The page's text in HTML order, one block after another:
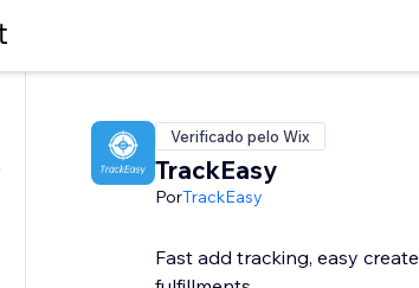
Verificado pelo Wix
TrackEasy
PorTrackEasy
Fast add tracking, easy create